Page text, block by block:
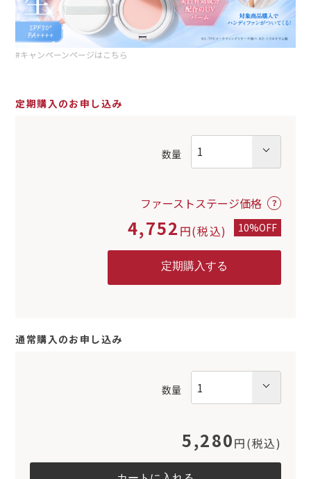
#キャンペーンページはこちら
定期購入のお申し込み
数量
ファーストステージ価格
4,752 円(税込) 10%OFF
通常購入のお申し込み
数量
5,280円(税込)